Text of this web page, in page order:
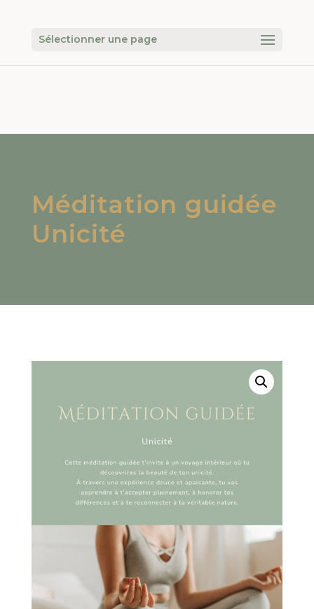
Sélectionner une page
Méditation guidée
Unicité